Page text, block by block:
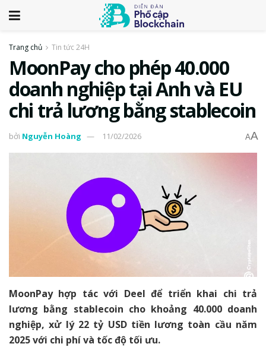
Trang chủ Tin tức 24H
MoonPay cho phép 40.000
doanh nghiệp tại Anh và EU
chi trả lương bằng stablecoin
bởi Nguyễn Hoàng 11/02/2026 AA
MoonPay hợp tác với Deel để triển khai chi trả
lương bằng stablecoin cho khoảng 40.000 doanh
nghiệp, xử lý 22 tỷ USD tiền lương toàn cầu năm
2025 với chi phí và tốc độ tối ưu.